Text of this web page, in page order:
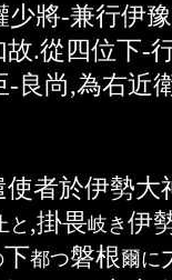
少將-兼行伊
.從四位下-
-良尚,為右近
使者於伊勢大
と ,掛畏岐き 伊
下都つ磐根爾に